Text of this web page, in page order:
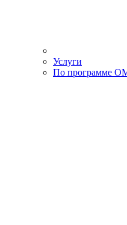
Услуги
По программе